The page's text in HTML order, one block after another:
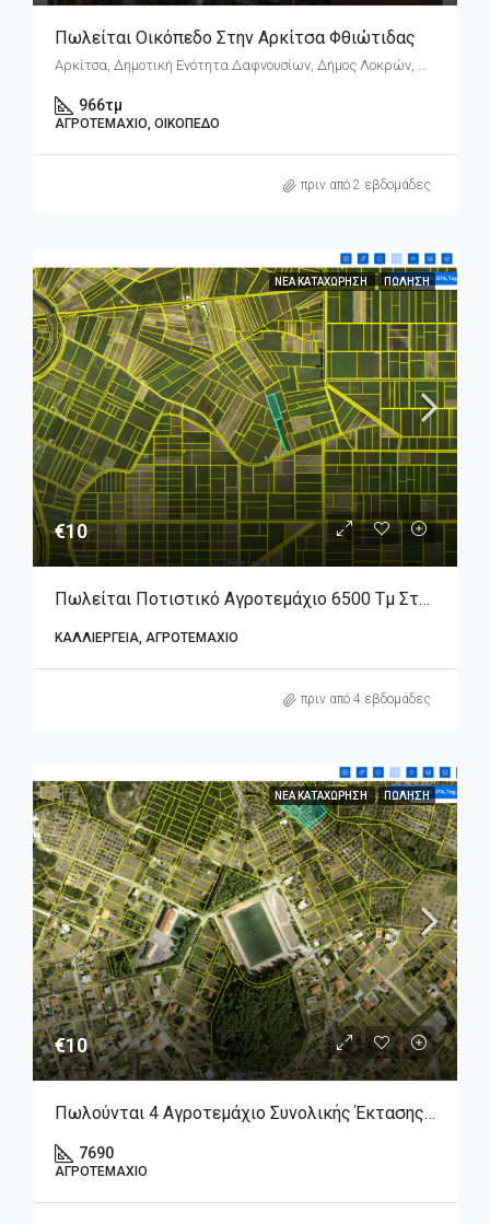
Πωλείται Οικόπεδο Στην Αρκίτσα Φθιώτιδας
Αρκίτσα, Δημοτική Ενότητα Δαφνουσίων, Δήμος Λοκρών, Περιφερειακή Ενότητα Φθιώτιδας, Περιφέρεια Στερεάς Ελλάδας, Αποκεντρωμένη Διοίκηση Θεσσαλίας - Στερεάς Ελλάδος, 352 00, Ελλάδα
966τμ
ΑΓΡΟΤΕΜΆΧΙΟ, ΟΙΚΌΠΕΔΟ
πριν από 2 εβδομάδες
ΝΈΑ ΚΑΤΑΧΏΡΗΣΗ ΠΏΛΗΣΗ
€10
Πωλείται Ποτιστικό Αγροτεμάχιο 6500 Τμ Στον Άγιο Γεώργιο Βοιωτίας.
ΚΑΛΛΙΈΡΓΕΙΑ, ΑΓΡΟΤΕΜΆΧΙΟ
πριν από 4 εβδομάδες
ΝΈΑ ΚΑΤΑΧΏΡΗΣΗ ΠΏΛΗΣΗ
€10
Πωλούνται 4 Αγροτεμάχιο Συνολικής Έκτασης 7.690 Τμ. Στον Άγιο Γεώργιο Βοιωτίας.
7690
ΑΓΡΟΤΕΜΆΧΙΟ